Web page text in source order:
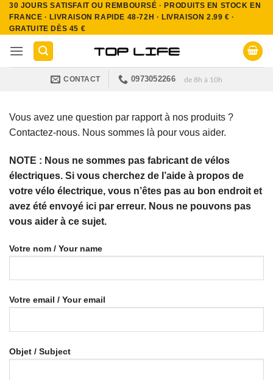
Passer
au
contenu
30 JOURS SATISFAIT OU REMBOURSÉ · PRODUITS EN STOCK EN
FRANCE · LIVRAISON RAPIDE 48-72H · LIVRAISON 2.99 € ·
GRATUITE DÈS 45 €
CONTACT 0973052266 de 8h à 10h
Vous avez une question par rapport à nos produits ?
Contactez-nous. Nous sommes là pour vous aider.
NOTE : Nous ne sommes pas fabricant de vélos
électriques. Si vous cherchez de l’aide à propos de
votre vélo électrique, vous n’êtes pas au bon endroit et
avez été envoyé ici par erreur. Nous ne pouvons pas
vous aider à ce sujet.
Votre nom / Your name
Votre email / Your email
Objet / Subject